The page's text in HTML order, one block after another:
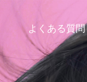
よくある質問